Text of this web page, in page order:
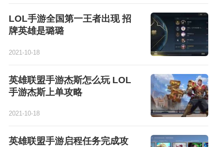
LOL手游全国第一王者出现 招
牌英雄是璐璐
2021-10-18
英雄联盟手游杰斯怎么玩 LOL
手游杰斯上单攻略​
2021-10-18
英雄联盟手游启程任务完成攻